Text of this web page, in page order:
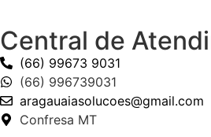
Central de
(66) 99673 9031
(66) 996739031
aragauaiasolucoes@gmail.com
Confresa MT